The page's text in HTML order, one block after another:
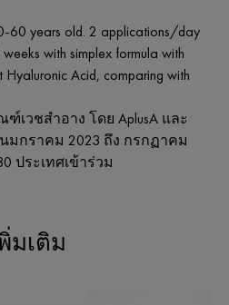
60 years old. 2 applications/day
with simplex formula with
Acid, comparing with
เวชสำอาง โดย AplusA และ
มกราคม 2023 ถึง กรกฏาคม
ประเทศเข้าร่วม
มเติม